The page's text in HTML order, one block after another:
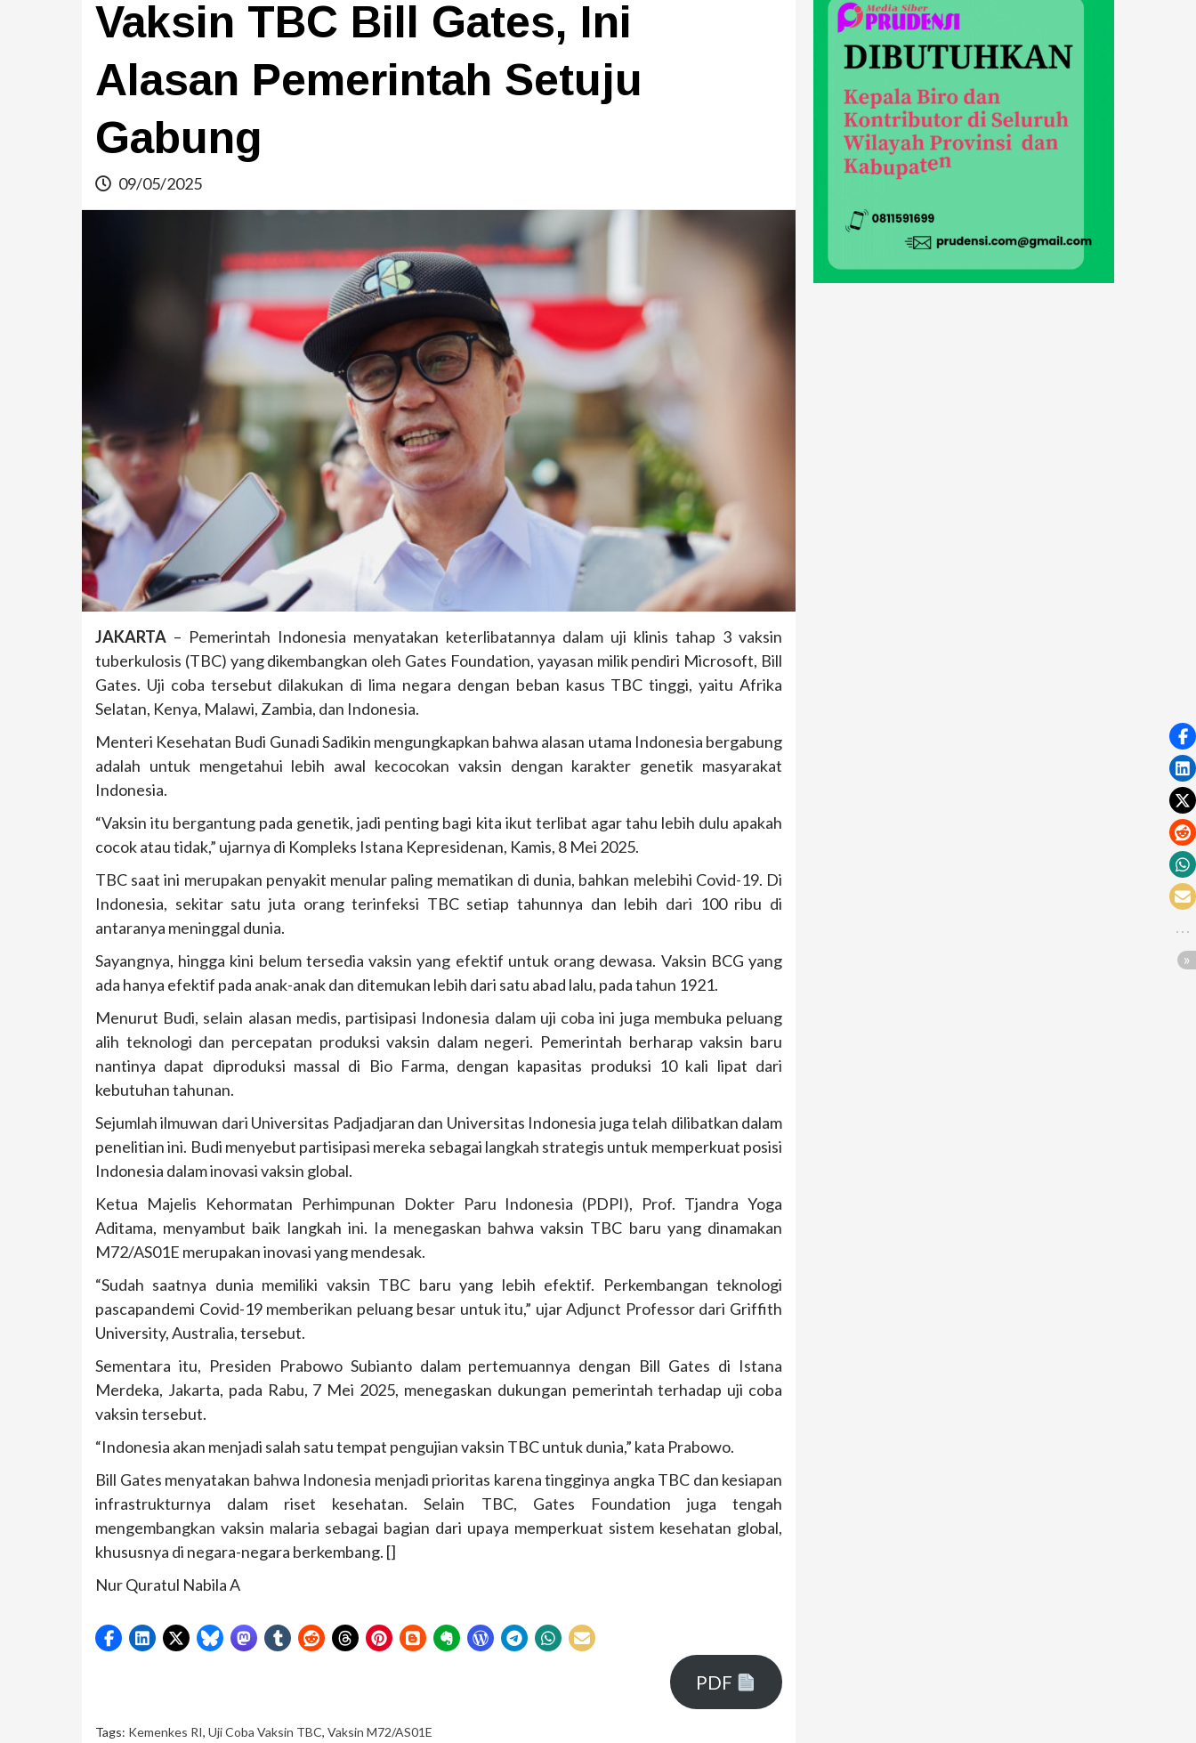
Vaksin TBC Bill Gates, Ini
Alasan Pemerintah Setuju
Gabung
09/05/2025
JAKARTA – Pemerintah Indonesia menyatakan keterlibatannya dalam uji klinis tahap 3 vaksin
tuberkulosis (TBC) yang dikembangkan oleh Gates Foundation, yayasan milik pendiri Microsoft, Bill
Gates. Uji coba tersebut dilakukan di lima negara dengan beban kasus TBC tinggi, yaitu Afrika
Selatan, Kenya, Malawi, Zambia, dan Indonesia.
Menteri Kesehatan Budi Gunadi Sadikin mengungkapkan bahwa alasan utama Indonesia bergabung
adalah untuk mengetahui lebih awal kecocokan vaksin dengan karakter genetik masyarakat
Indonesia.
“Vaksin itu bergantung pada genetik, jadi penting bagi kita ikut terlibat agar tahu lebih dulu apakah
cocok atau tidak,” ujarnya di Kompleks Istana Kepresidenan, Kamis, 8 Mei 2025.
TBC saat ini merupakan penyakit menular paling mematikan di dunia, bahkan melebihi Covid-19. Di
Indonesia, sekitar satu juta orang terinfeksi TBC setiap tahunnya dan lebih dari 100 ribu di
antaranya meninggal dunia.
Sayangnya, hingga kini belum tersedia vaksin yang efektif untuk orang dewasa. Vaksin BCG yang
ada hanya efektif pada anak-anak dan ditemukan lebih dari satu abad lalu, pada tahun 1921.
Menurut Budi, selain alasan medis, partisipasi Indonesia dalam uji coba ini juga membuka peluang
alih teknologi dan percepatan produksi vaksin dalam negeri. Pemerintah berharap vaksin baru
nantinya dapat diproduksi massal di Bio Farma, dengan kapasitas produksi 10 kali lipat dari
kebutuhan tahunan.
Sejumlah ilmuwan dari Universitas Padjadjaran dan Universitas Indonesia juga telah dilibatkan dalam
penelitian ini. Budi menyebut partisipasi mereka sebagai langkah strategis untuk memperkuat posisi
Indonesia dalam inovasi vaksin global.
Ketua Majelis Kehormatan Perhimpunan Dokter Paru Indonesia (PDPI), Prof. Tjandra Yoga
Aditama, menyambut baik langkah ini. Ia menegaskan bahwa vaksin TBC baru yang dinamakan
M72/AS01E merupakan inovasi yang mendesak.
“Sudah saatnya dunia memiliki vaksin TBC baru yang lebih efektif. Perkembangan teknologi
pascapandemi Covid-19 memberikan peluang besar untuk itu,” ujar Adjunct Professor dari Griffith
University, Australia, tersebut.
Sementara itu, Presiden Prabowo Subianto dalam pertemuannya dengan Bill Gates di Istana
Merdeka, Jakarta, pada Rabu, 7 Mei 2025, menegaskan dukungan pemerintah terhadap uji coba
vaksin tersebut.
“Indonesia akan menjadi salah satu tempat pengujian vaksin TBC untuk dunia,” kata Prabowo.
Bill Gates menyatakan bahwa Indonesia menjadi prioritas karena tingginya angka TBC dan kesiapan
infrastrukturnya dalam riset kesehatan. Selain TBC, Gates Foundation juga tengah
mengembangkan vaksin malaria sebagai bagian dari upaya memperkuat sistem kesehatan global,
khususnya di negara-negara berkembang. []
Nur Quratul Nabila A
PDF
Tags: Kemenkes RI, Uji Coba Vaksin TBC, Vaksin M72/AS01E